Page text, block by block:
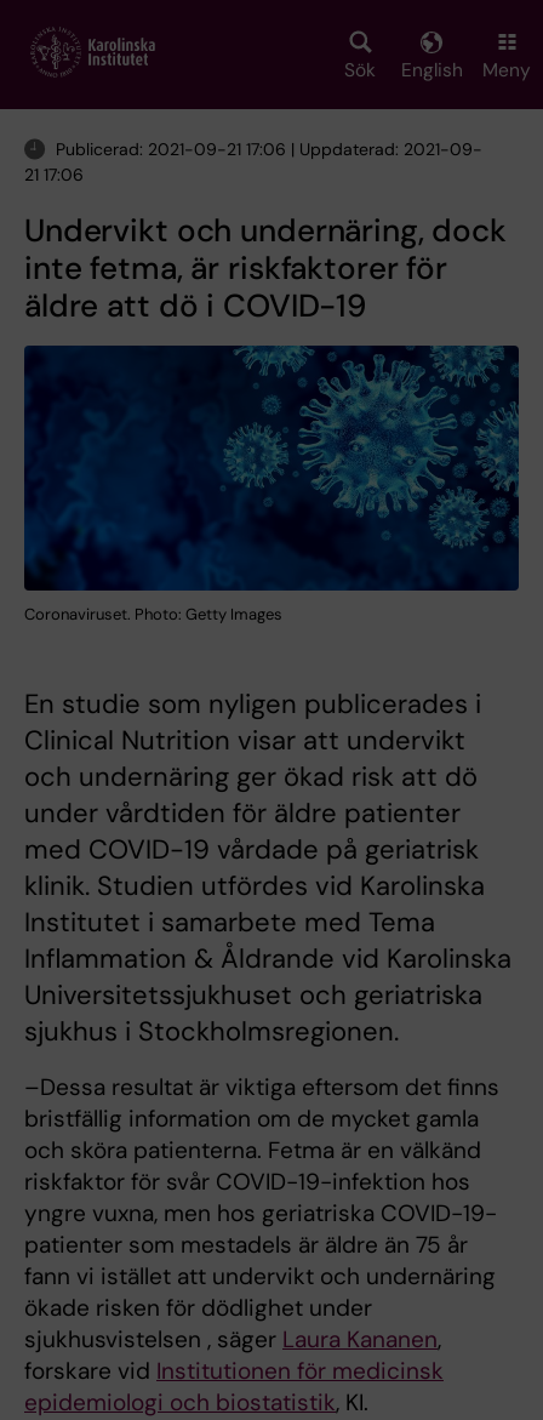
main
Sök English Meny
Publicerad: 2021-09-21 17:06 | Uppdaterad: 2021-09-
21 17:06
Undervikt och undernäring, dock
inte fetma, är riskfaktorer för
äldre att dö i COVID-19
Coronaviruset. Photo: Getty Images
En studie som nyligen publicerades i
Clinical Nutrition visar att undervikt
och undernäring ger ökad risk att dö
under vårdtiden för äldre patienter
med COVID-19 vårdade på geriatrisk
klinik. Studien utfördes vid Karolinska
Institutet i samarbete med Tema
Inflammation & Åldrande vid Karolinska
Universitetssjukhuset och geriatriska
sjukhus i Stockholmsregionen.
–Dessa resultat är viktiga eftersom det finns
bristfällig information om de mycket gamla
och sköra patienterna. Fetma är en välkänd
riskfaktor för svår COVID-19-infektion hos
yngre vuxna, men hos geriatriska COVID-19-
patienter som mestadels är äldre än 75 år
fann vi istället att undervikt och undernäring
ökade risken för dödlighet under
sjukhusvistelsen , säger Laura Kananen,
forskare vid Institutionen för medicinsk
epidemiologi och biostatistik, KI.